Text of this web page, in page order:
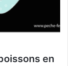
en